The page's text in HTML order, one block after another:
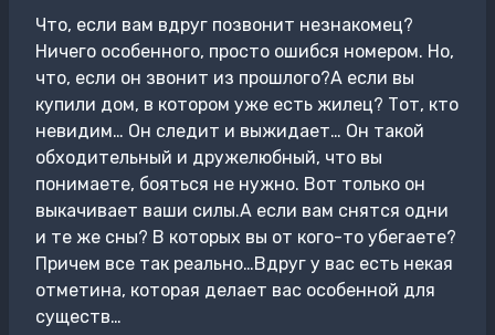
Что, если вам вдруг позвонит незнакомец?
Ничего особенного, просто ошибся номером. Но,
что, если он звонит из прошлого?А если вы
купили дом, в котором уже есть жилец? Тот, кто
невидим… Он следит и выжидает… Он такой
обходительный и дружелюбный, что вы
понимаете, бояться не нужно. Вот только он
выкачивает ваши силы.А если вам снятся одни
и те же сны? В которых вы от кого-то убегаете?
Причем все так реально…Вдруг у вас есть некая
отметина, которая делает вас особенной для
существ…